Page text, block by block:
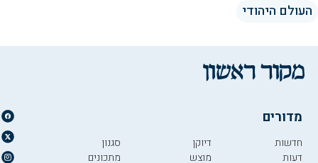
העולם היהודי
מדורים
חדשות
דעות
דיוקן
מוצש
סגנון
מתכונים